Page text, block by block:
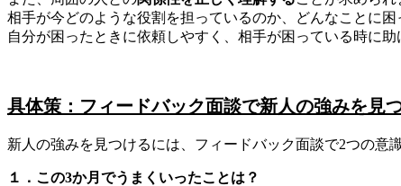
相手が今どのような役割を担っているのか、どんなことに困
自分が困ったときに依頼しやすく、相手が困っている時に助
具体策：フィードバック面談で新人の強みを見
新人の強みを見つけるには、フィードバック面談で2つの意
１．この3か月でうまくいったことは？